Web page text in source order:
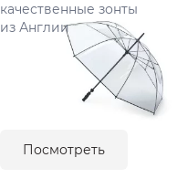
качественные зонты
из Англии
Посмотреть